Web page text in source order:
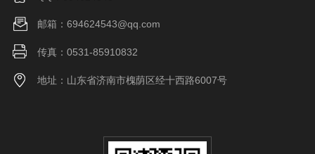
邮箱：694624543@qq.com
传真：0531-85910832
地址：山东省济南市槐荫区经十西路6007号